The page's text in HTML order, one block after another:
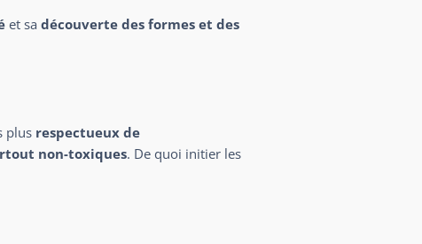
et sa découverte des formes et des
plus respectueux de
non-toxiques. De quoi initier les